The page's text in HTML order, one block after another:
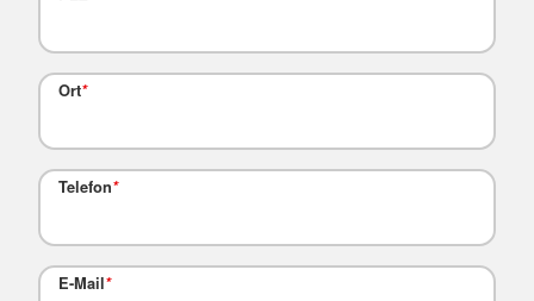
Ort*
Telefon*
E-Mail*